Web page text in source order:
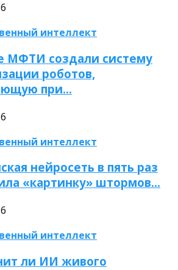
интеллект
МФТИ создали систему
роботов,
при…
интеллект
нейросеть в пять раз
«картинку» штормов…
интеллект
ли ИИ живого